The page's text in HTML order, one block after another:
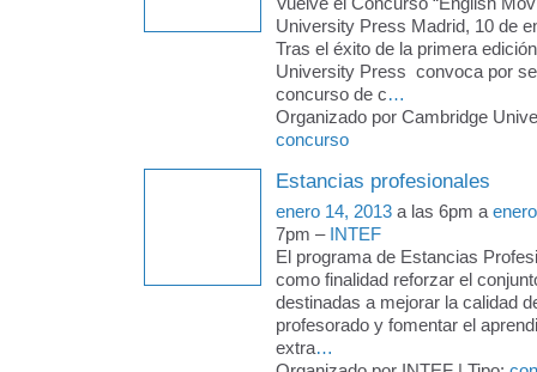
University Press Madrid, 10 de
Tras el éxito de la primera
University Press convoca por
concurso de c…
Organizado por Cambridge
concurso
Estancias profesionales
enero 14, 2013 a las 6pm a
7pm – INTEF
El programa de Estancias
como finalidad reforzar el
destinadas a mejorar la calidad
profesorado y fomentar el
extra…